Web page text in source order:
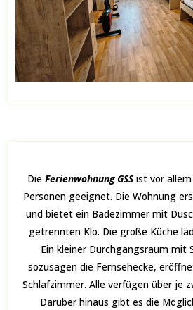
Die Ferienwohnung GSSist vor allem
Personen geeignet. Die Wohnung
und bietet ein Badezimmer mit
getrennten Klo. Die große Küche
Ein kleiner Durchgangsraum mit
sozusagen die Fernsehecke,
Schlafzimmer. Alle verfügen über je
Darüber hinaus gibt es die